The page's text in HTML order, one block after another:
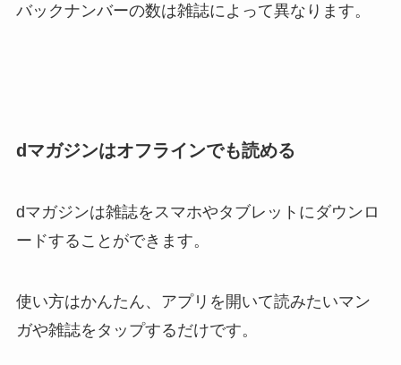
バックナンバーの数は雑誌によって異なります。
dマガジンはオフラインでも読める
dマガジンは雑誌をスマホやタブレットにダウンロ
ードすることができます。
使い方はかんたん、アプリを開いて読みたいマン
ガや雑誌をタップするだけです。